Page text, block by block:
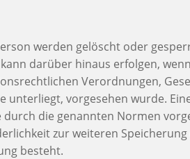
werden gelöscht oder
darüber hinaus erfolgen,
Verordnungen,
vorgesehen wurde.
die genannten Normen
zur weiteren
besteht.